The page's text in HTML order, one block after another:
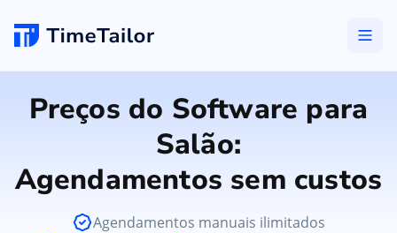
Preços do Software para
Salão:
Agendamentos sem custos
Agendamentos manuais ilimitados